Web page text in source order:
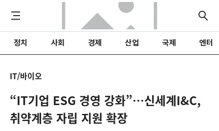
정치 사회 경제 산업 국제 엔터
IT/바이오
“IT기업 ESG 경영 강화”…신세계I&C,
취약계층 자립 지원 확장